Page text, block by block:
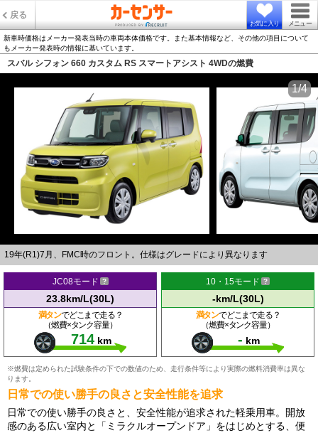
戻る
お気に入り メニュー
新車時価格はメーカー発表当時の車両本体価格です。また基本情報など、その他の項目について
もメーカー発表時の情報に基いています。
スバル シフォン 660 カスタム RS スマートアシスト 4WDの燃費
19年(R1)7月、FMC時のフロント。仕様はグレードにより異なります
1/4
JC08モード
23.8km/L(30L)
満タンでどこまで走る？
（燃費×タンク容量）
714 km
10・15モード
-km/L(30L)
満タンでどこまで走る？
（燃費×タンク容量）
- km
※燃費は定められた試験条件の下での数値のため、走行条件等により実際の燃料消費率は異な
ります。
日常での使い勝手の良さと安全性能を追求
日常での使い勝手の良さと、安全性能が追求された軽乗用車。開放
感のある広い室内と「ミラクルオープンドア」をはじめとする、便